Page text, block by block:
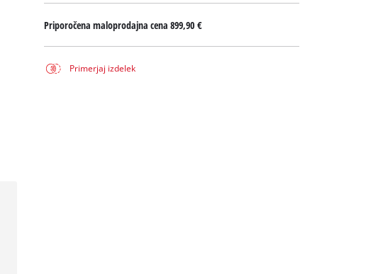
Priporočena maloprodajna cena 899,90 €
Primerjaj izdelek